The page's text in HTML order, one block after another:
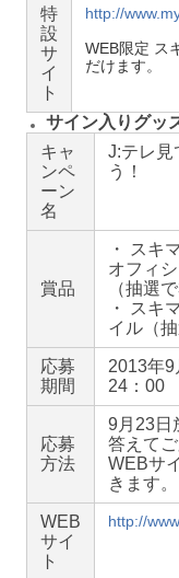
特
設
サ
イ
ト
http://
WEB限定 ス
だけます。
サイン入りグッ
キャ
ンペ
ーン
名
J:テレ見
う！
賞品
・ スキ
オフィ
（抽選
・ スキ
イル（抽
応募
期間
2013年
24：00
応募
方法
9月23日
答えてご
WEBサ
きます。
WEB
サイ
ト
http://